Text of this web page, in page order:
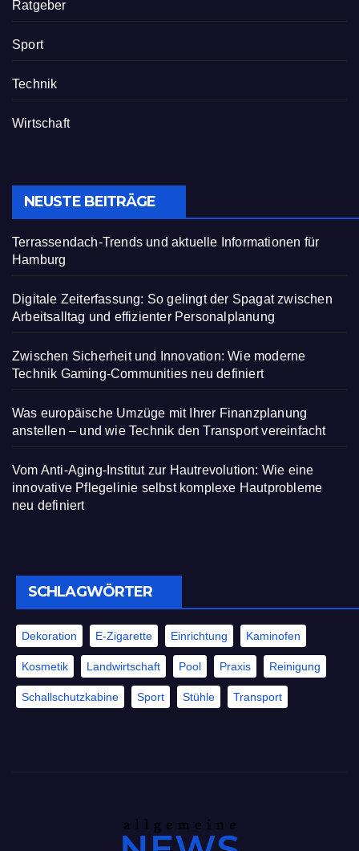
Ratgeber
Sport
Technik
Wirtschaft
NEUSTE BEITRÄGE
Terrassendach-Trends und aktuelle Informationen für
Hamburg
Digitale Zeiterfassung: So gelingt der Spagat zwischen
Arbeitsalltag und effizienter Personalplanung
Zwischen Sicherheit und Innovation: Wie moderne
Technik Gaming-Communities neu definiert
Was europäische Umzüge mit Ihrer Finanzplanung
anstellen – und wie Technik den Transport vereinfacht
Vom Anti-Aging-Institut zur Hautrevolution: Wie eine
innovative Pflegelinie selbst komplexe Hautprobleme
neu definiert
SCHLAGWÖRTER
Dekoration E-Zigarette Einrichtung Kaminofen
Kosmetik Landwirtschaft Pool Praxis Reinigung
Schallschutzkabine Sport Stühle Transport